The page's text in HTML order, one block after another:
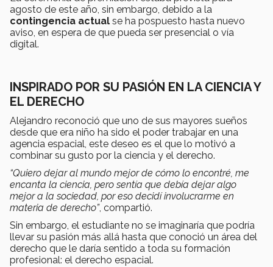
agosto de este año, sin embargo, debido a la
contingencia actual se ha pospuesto hasta nuevo
aviso, en espera de que pueda ser presencial o vía
digital.
INSPIRADO POR SU PASIÓN EN LA CIENCIA Y
EL DERECHO
Alejandro reconoció que uno de sus mayores sueños
desde que era niño ha sido el poder trabajar en una
agencia espacial, este deseo es el que lo motivó a
combinar su gusto por la ciencia y el derecho.
“Quiero dejar al mundo mejor de cómo lo encontré, me
encanta la ciencia, pero sentía que debía dejar algo
mejor a la sociedad, por eso decidí involucrarme en
materia de derecho”, compartió.
Sin embargo, el estudiante no se imaginaría que podría
llevar su pasión más allá hasta que conoció un área del
derecho que le daría sentido a toda su formación
profesional: el derecho espacial.